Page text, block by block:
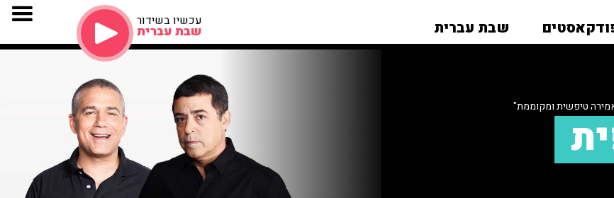
שבת עברית עכשיו בשידור
שבת עברית
טיפשית ומקוממת"